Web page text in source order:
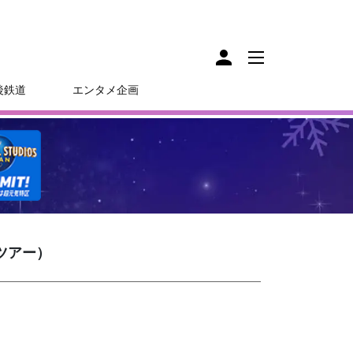
鉄道 エンタメ企画
ー）